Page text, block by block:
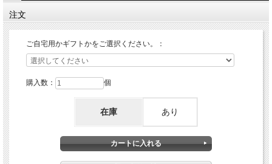
注文
ご自宅用かギフトかをご選択ください。：
購入数： 個
在庫 あり